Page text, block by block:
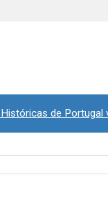
de Portugal